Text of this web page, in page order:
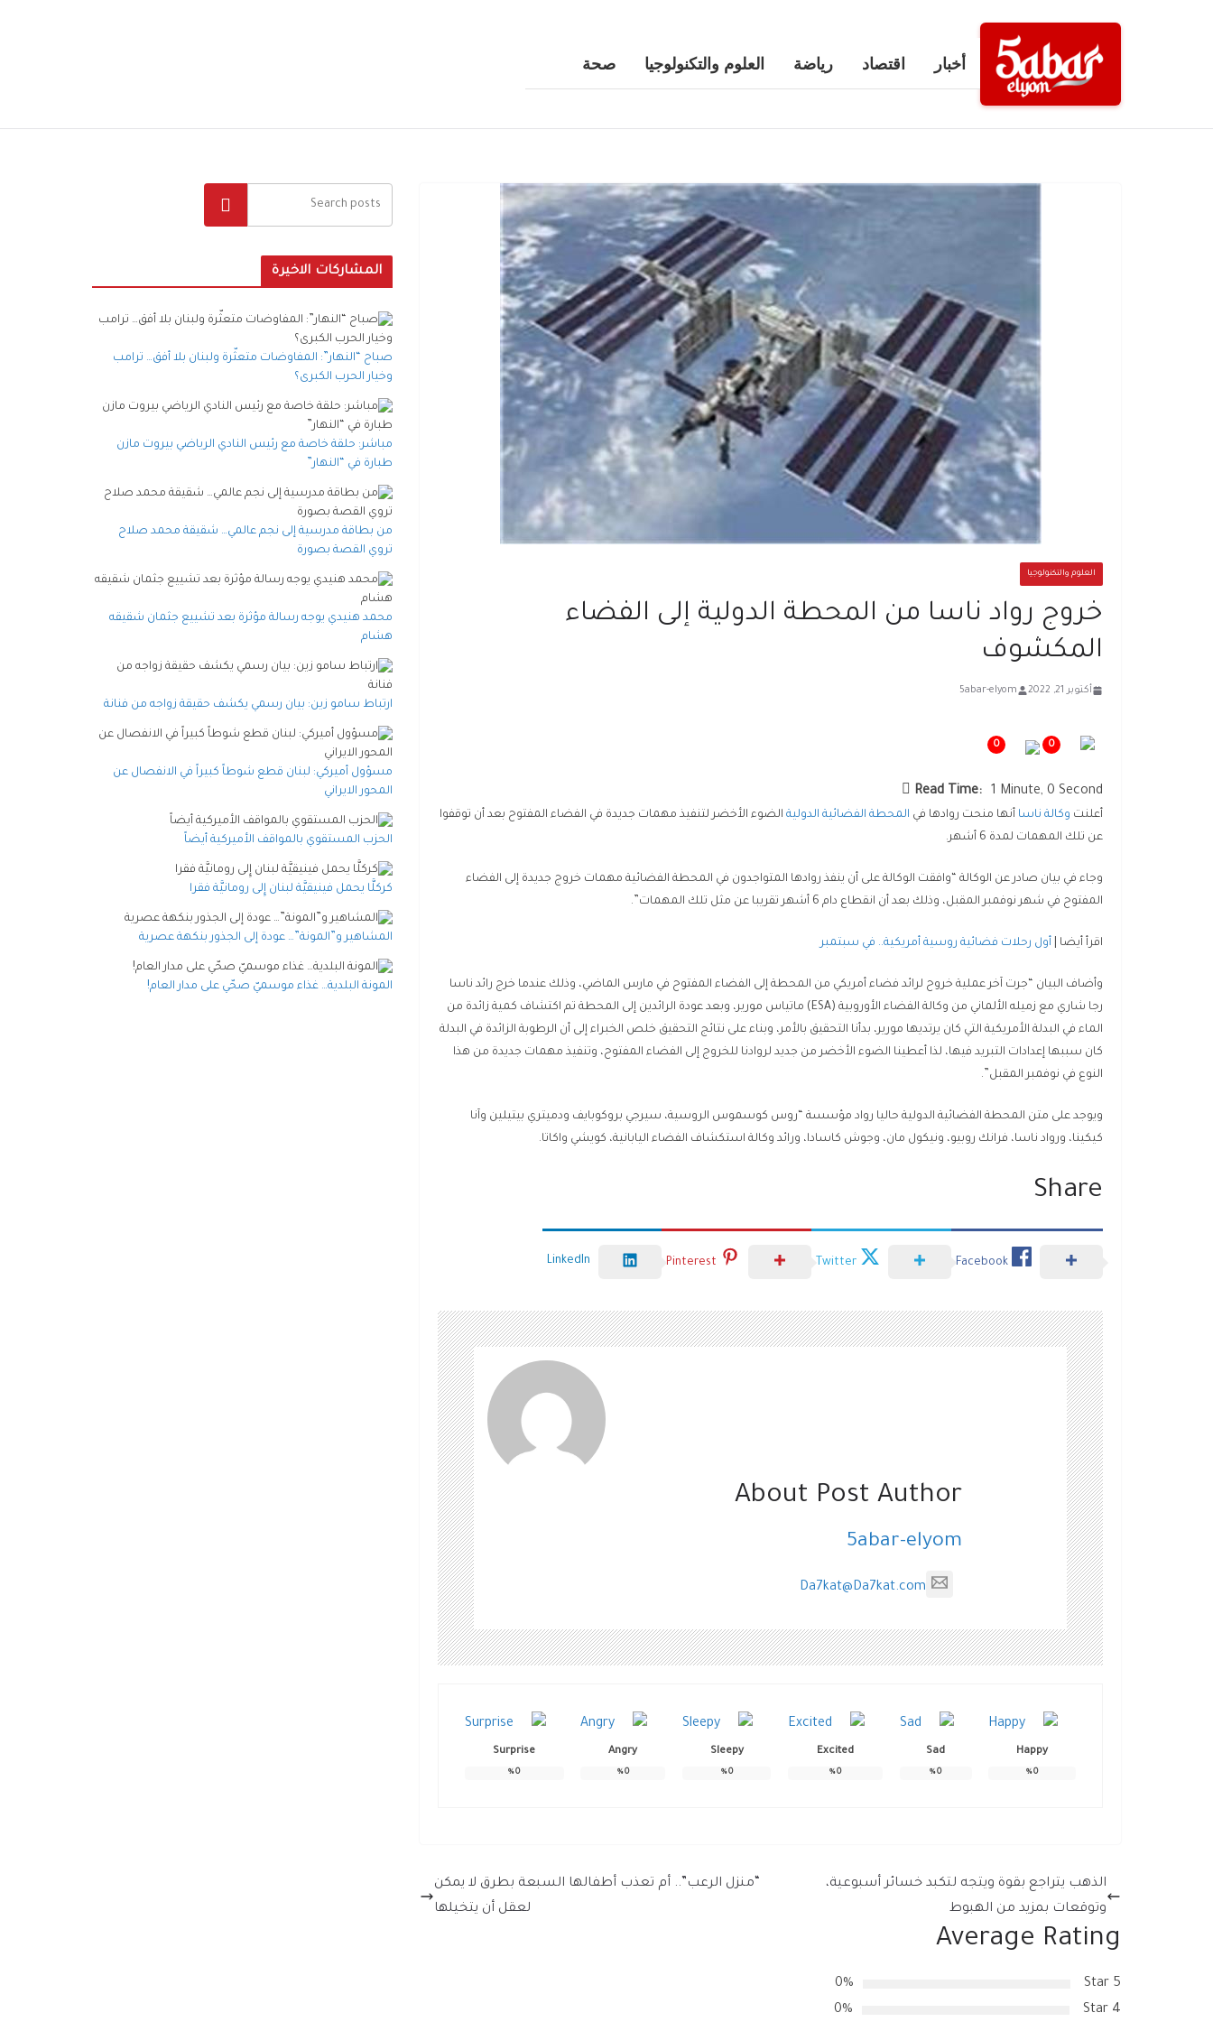
أخبار اقتصاد رياضة العلوم والتكنولوجيا صحة
العلوم والتكنولوجيا
خروج رواد ناسا من المحطة الدولية إلى الفضاء
المكشوف
أكتوبر 21, 2022 5abar-elyom
0
0
Read Time: 1 Minute, 0 Second
أعلنت وكالة ناسا أنها منحت روادها في المحطة الفضائية الدولية الضوء الأخضر لتنفيذ مهمات جديدة في الفضاء المفتوح بعد أن توقفوا
عن تلك المهمات لمدة 6 أشهر.
وجاء في بيان صادر عن الوكالة “وافقت الوكالة على أن ينفذ روادها المتواجدون في المحطة الفضائية مهمات خروج جديدة إلى الفضاء
المفتوح في شهر نوفمبر المقبل، وذلك بعد أن انقطاع دام 6 أشهر تقريبا عن مثل تلك المهمات”.
اقرأ أيضا | أول رحلات فضائية روسية أمريكية.. في سبتمبر
وأضاف البيان “جرت آخر عملية خروح لرائد فضاء أمريكي من المحطة إلى الفضاء المفتوح في مارس الماضي، وذلك عندما خرج رائد ناسا
رجا شاري مع زميله الألماني من وكالة الفضاء الأوروبية (ESA) ماتياس مورير، وبعد عودة الرائدين إلى المحطة تم اكتشاف كمية زائدة من
الماء في البدلة الأمريكية التي كان يرتديها مورير، بدأنا التحقيق بالأمر، وبناء على نتائج التحقيق خلص الخبراء إلى أن الرطوبة الزائدة في البدلة
كان سببها إعدادات التبريد فيها، لذا أعطينا الضوء الأخضر من جديد لروادنا للخروج إلى الفضاء المفتوح، وتنفيذ مهمات جديدة من هذا
النوع في نوفمبر المقبل”.
ويوجد على متن المحطة الفضائية الدولية حاليا رواد مؤسسة “روس كوسموس الروسية، سيرجي بروكوبايف ودميتري بيتيلين وآنا
كيكينا، ورواد ناسا، فرانك روبيو، ونيكول مان، وجوش كاسادا، ورائد وكالة استكشاف الفضاء اليابانية، كويشي واكاتا.
Share
Facebook
Twitter
Pinterest
LinkedIn
About Post Author
5abar-elyom
Da7kat@Da7kat.com
Happy
0
%
Sad
0
%
Excited
0
%
Sleepy
0
%
Angry
0
%
Surprise
0
%
الذهب يتراجع بقوة ويتجه لتكبد خسائر أسبوعية،
وتوقعات بمزيد من الهبوط
“منزل الرعب”.. أم تعذب أطفالها السبعة بطرق لا يمكن
لعقل أن يتخيلها
Average Rating
5 Star
0%
4 Star
0%
المشاركات الاخيرة
صباح “النهار”: المفاوضات متعثّرة ولبنان بلا أفق… ترامب
وخيار الحرب الكبرى؟
مباشر: حلقة خاصة مع رئيس النادي الرياضي بيروت مازن
طبارة في “النهار”
من بطاقة مدرسية إلى نجم عالمي… شقيقة محمد صلاح
تروي القصة بصورة
محمد هنيدي يوجه رسالة مؤثرة بعد تشييع جثمان شقيقه
هشام
ارتباط سامو زين: بيان رسمي يكشف حقيقة زواجه من فنانة
مسؤول أميركي: لبنان قطع شوطاً كبيراً في الانفصال عن
المحور الايراني
الحزب المستقوي بالمواقف الأميركية أيضاً
كركلَّا يحمل فينيقيَّة لبنان إِلى رومانيَّة فقرا
المشاهير و”المونة”… عودة إلى الجذور بنكهة عصرية
المونة البلدية… غذاء موسميّ صحّي على مدار العام!